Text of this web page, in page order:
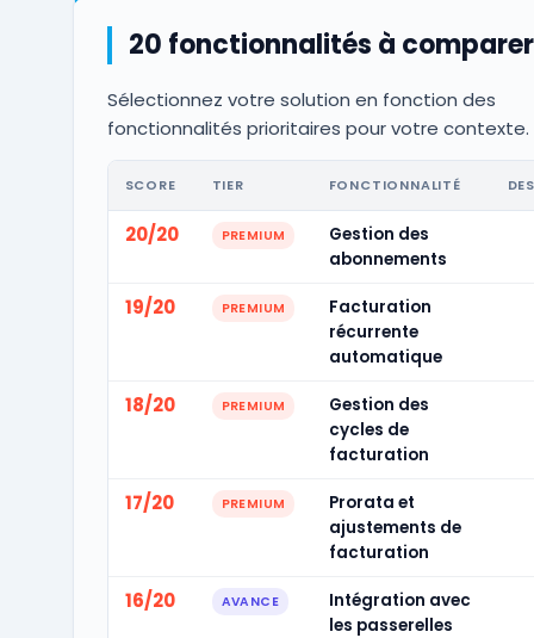
20 fonctionnalités à comparer
Sélectionnez votre solution en fonction des
fonctionnalités prioritaires pour votre contexte.
SCORE TIER FONCTIONNALITÉ
20/20 PREMIUM
Gestion des
abonnements
19/20 PREMIUM
Facturation
récurrente
automatique
18/20 PREMIUM
Gestion des
cycles de
facturation
17/20 PREMIUM
Prorata et
ajustements de
facturation
16/20 AVANCE
Intégration avec
les passerelles